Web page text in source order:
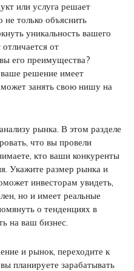
или услуга решает
только объяснить
уникальность вашего
от
его преимущества?
решение имеет
занять свою нишу на
рынка. В этом разделе
что вы провели
кто ваши конкуренты
Укажите размер рынка и
инвесторам увидеть,
но и имеет реальные
о тенденциях в
на ваш бизнес.
и рынок, переходите к
планируете зарабатывать